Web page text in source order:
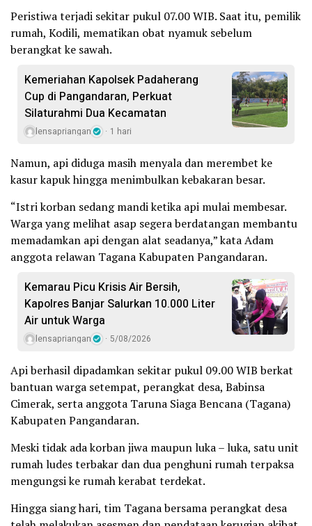
Peristiwa terjadi sekitar pukul 07.00 WIB. Saat itu, pemilik
rumah, Kodili, mematikan obat nyamuk sebelum
berangkat ke sawah.
Kemeriahan Kapolsek Padaherang
Cup di Pangandaran, Perkuat
Silaturahmi Dua Kecamatan
lensapriangan 1 hari
Namun, api diduga masih menyala dan merembet ke
kasur kapuk hingga menimbulkan kebakaran besar.
“Istri korban sedang mandi ketika api mulai membesar.
Warga yang melihat asap segera berdatangan membantu
memadamkan api dengan alat seadanya,” kata Adam
anggota relawan Tagana Kabupaten Pangandaran.
Kemarau Picu Krisis Air Bersih,
Kapolres Banjar Salurkan 10.000 Liter
Air untuk Warga
lensapriangan 5/08/2026
Api berhasil dipadamkan sekitar pukul 09.00 WIB berkat
bantuan warga setempat, perangkat desa, Babinsa
Cimerak, serta anggota Taruna Siaga Bencana (Tagana)
Kabupaten Pangandaran.
Meski tidak ada korban jiwa maupun luka – luka, satu unit
rumah ludes terbakar dan dua penghuni rumah terpaksa
mengungsi ke rumah kerabat terdekat.
Hingga siang hari, tim Tagana bersama perangkat desa